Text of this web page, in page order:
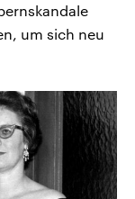
um sich neu